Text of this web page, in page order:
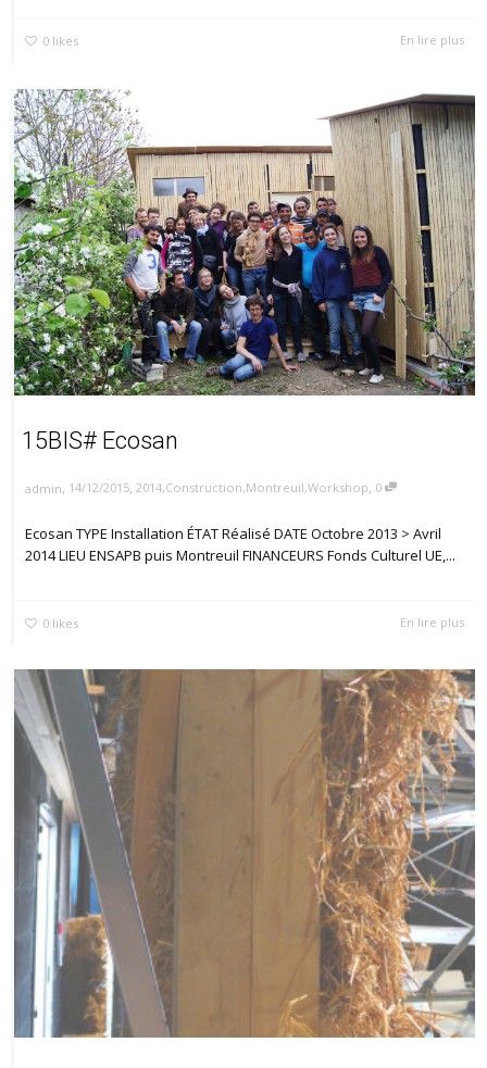
0 likes En lire plus
15BIS# Ecosan
admin, 14/12/2015, 2014,Construction,Montreuil,Workshop, 0
Ecosan TYPE Installation ÉTAT Réalisé DATE Octobre 2013 > Avril
2014 LIEU ENSAPB puis Montreuil FINANCEURS Fonds Culturel UE,...
0 likes En lire plus